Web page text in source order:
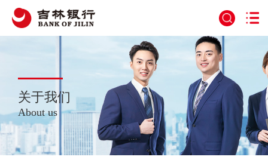
关于我们
About us